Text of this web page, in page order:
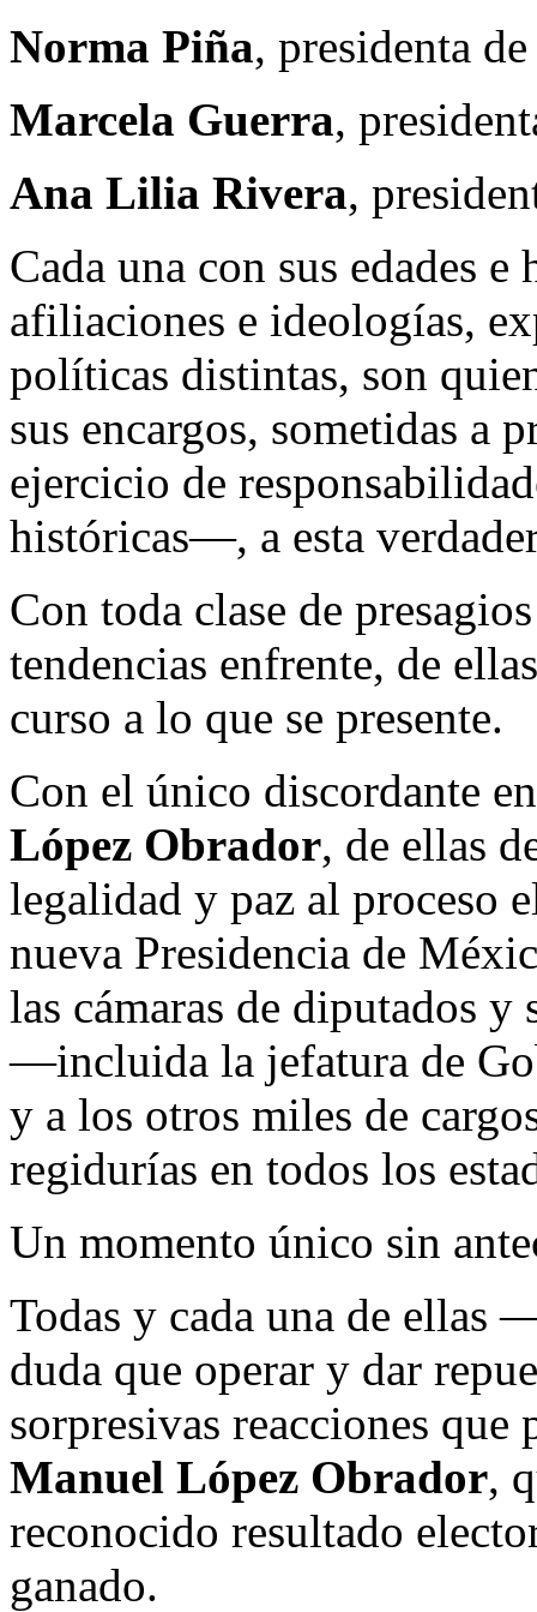
Norma Piña, presidenta
Marcela Guerra,
Ana Lilia Rivera,
Cada una con sus edades
afiliaciones e ideologías,
políticas distintas, son
sus encargos, sometidas a
ejercicio de
históricas—, a esta
Con toda clase de
tendencias enfrente, de
curso a lo que se presente.
Con el único discordante
López Obrador, de ellas
legalidad y paz al proceso
nueva Presidencia de
las cámaras de diputados y
—incluida la jefatura de
y a los otros miles de
regidurías en todos los
Un momento único sin
Todas y cada una de ellas
duda que operar y dar
sorpresivas reacciones
Manuel López Obrador,
reconocido resultado
ganado.